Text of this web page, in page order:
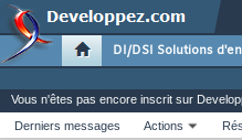
DI/DSI Solutions
Vous n'êtes pas encore inscrit sur
Derniers messages
Actions